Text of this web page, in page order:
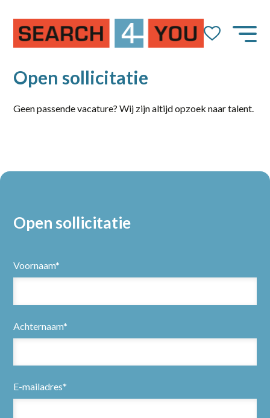
Open sollicitatie
Geen passende vacature? Wij zijn altijd opzoek naar talent.
Open sollicitatie
Voornaam*
Achternaam*
E-mailadres*